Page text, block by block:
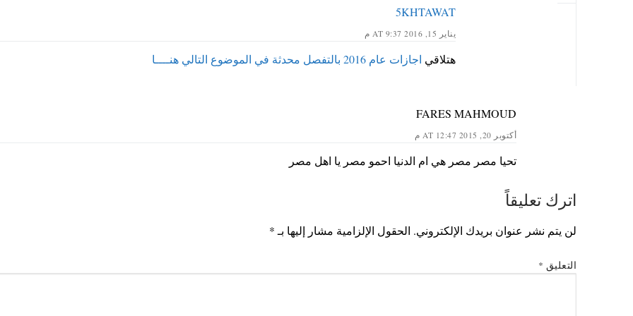
5KHTAWAT
يناير 15, 2016 AT 9:37 م
هتلاقي اجازات عام 2016 بالتفصل محدثة في الموضوع التالي هنــــا
FARES MAHMOUD
أكتوبر 20, 2015 AT 12:47 م
تحيا مصر مصر هي ام الدنيا احمو مصر يا اهل مصر
اترك تعليقاً
لن يتم نشر عنوان بريدك الإلكتروني. الحقول الإلزامية مشار إليها بـ *
التعليق *